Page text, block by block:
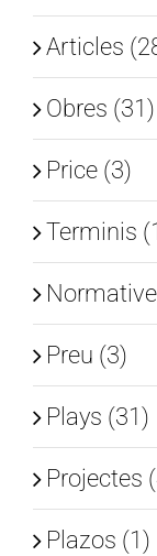
Articles
Obres (31)
Price (3)
Terminis
Preu (3)
Plays (31)
Projectes
Plazos (1)